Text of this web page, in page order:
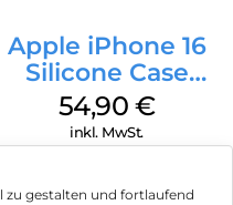
zu gestalten und fortlaufend
Apple iPhone 16
Silicone Case
MagSafe Black
54,90 €
inkl. MwSt.